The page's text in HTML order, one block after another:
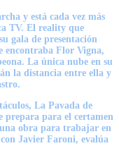
y está cada vez más
TV. El reality que
gala de presentación
encontraba Flor Vigna,
La única nube en su
la distancia entre ella y
La Pavada de
prepara para el certamen
obra para trabajar en
Javier Faroni, evalúa